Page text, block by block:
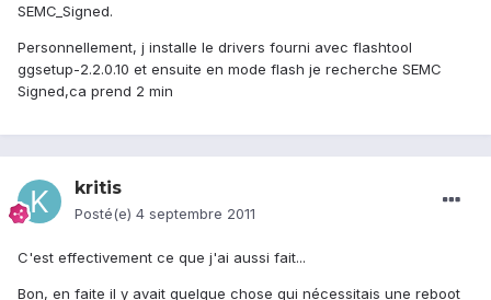
SEMC_Signed.
Personnellement, j installe le drivers fourni avec flashtool
ggsetup-2.2.0.10 et ensuite en mode flash je recherche SEMC
Signed,ca prend 2 min
kritis
Posté(e) 4 septembre 2011
C'est effectivement ce que j'ai aussi fait...
Bon, en faite il y avait quelque chose qui nécessitais une reboot